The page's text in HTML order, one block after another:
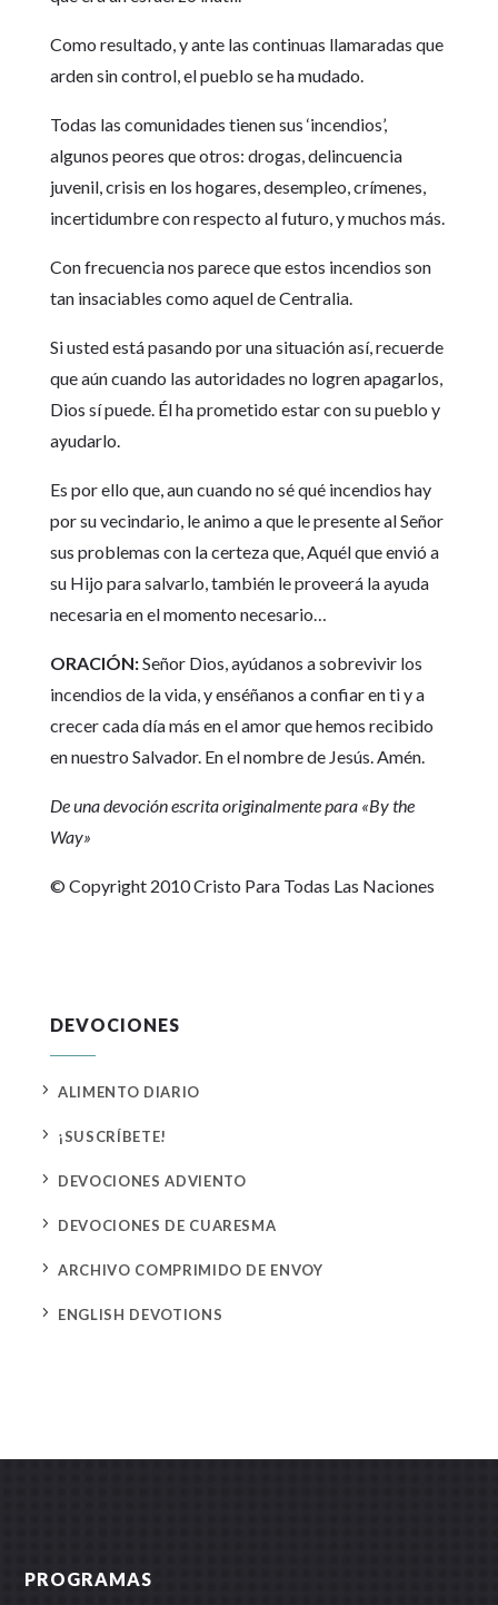
Como resultado, y ante las continuas llamaradas que
arden sin control, el pueblo se ha mudado.
Todas las comunidades tienen sus ‘incendios’,
algunos peores que otros: drogas, delincuencia
juvenil, crisis en los hogares, desempleo, crímenes,
incertidumbre con respecto al futuro, y muchos más.
Con frecuencia nos parece que estos incendios son
tan insaciables como aquel de Centralia.
Si usted está pasando por una situación así, recuerde
que aún cuando las autoridades no logren apagarlos,
Dios sí puede. Él ha prometido estar con su pueblo y
ayudarlo.
Es por ello que, aun cuando no sé qué incendios hay
por su vecindario, le animo a que le presente al Señor
sus problemas con la certeza que, Aquél que envió a
su Hijo para salvarlo, también le proveerá la ayuda
necesaria en el momento necesario…
ORACIÓN:Señor Dios, ayúdanos a sobrevivir los
incendios de la vida, y enséñanos a confiar en ti y a
crecer cada día más en el amor que hemos recibido
en nuestro Salvador. En el nombre de Jesús. Amén.
De una devoción escrita originalmente para «By the
Way»
© Copyright 2010 Cristo Para Todas Las Naciones
DEVOCIONES
5 ALIMENTO DIARIO
5 ¡SUSCRÍBETE!
5 DEVOCIONES ADVIENTO
5 DEVOCIONES DE CUARESMA
5 ARCHIVO COMPRIMIDO DE ENVOY
5 ENGLISH DEVOTIONS
PROGRAMAS